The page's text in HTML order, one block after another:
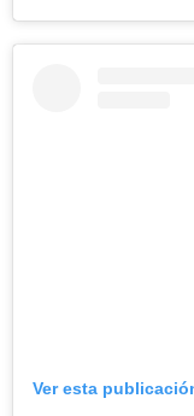
Ver esta